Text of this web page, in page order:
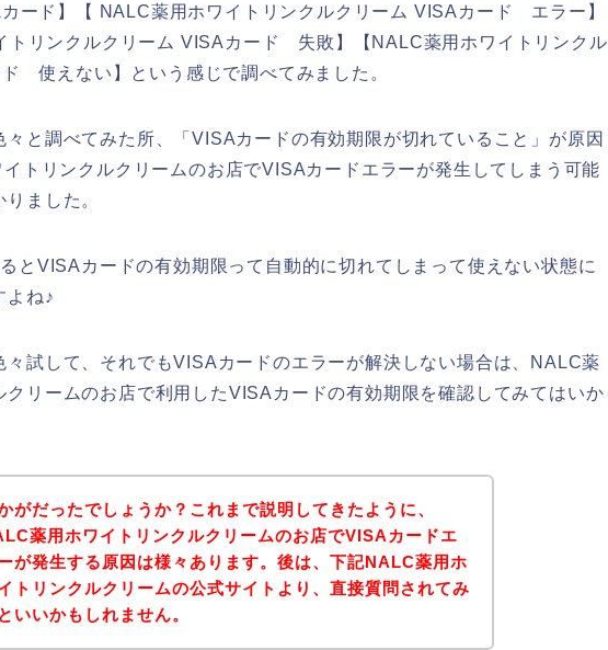
ード】【 NALC薬用ホワイトリンクルクリーム VISAカード エラー】
トリンクルクリーム VISAカード 失敗】【NALC薬用ホワイトリンクル
使えない】という感じで調べてみました。
々と調べてみた所、「VISAカードの有効期限が切れていること」が原因
トリンクルクリームのお店でVISAカードエラーが発生してしまう可能
ました。
とVISAカードの有効期限って自動的に切れてしまって使えない状態に
よね♪
々試して、それでもVISAカードのエラーが解決しない場合は、NALC薬
クリームのお店で利用したVISAカードの有効期限を確認してみてはいか
がだったでしょうか？これまで説明してきたように、
薬用ホワイトリンクルクリームのお店でVISAカードエ
が発生する原因は様々あります。後は、下記NALC薬用ホ
トリンクルクリームの公式サイトより、直接質問されてみ
いいかもしれません。